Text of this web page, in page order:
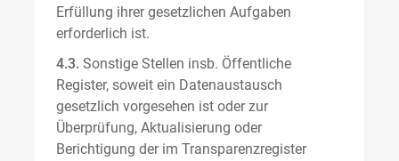
Erfüllung ihrer gesetzlichen Aufgaben
erforderlich ist.
4.3. Sonstige Stellen insb. Öffentliche
Register, soweit ein Datenaustausch
gesetzlich vorgesehen ist oder zur
Überprüfung, Aktualisierung oder
Berichtigung der im Transparenzregister